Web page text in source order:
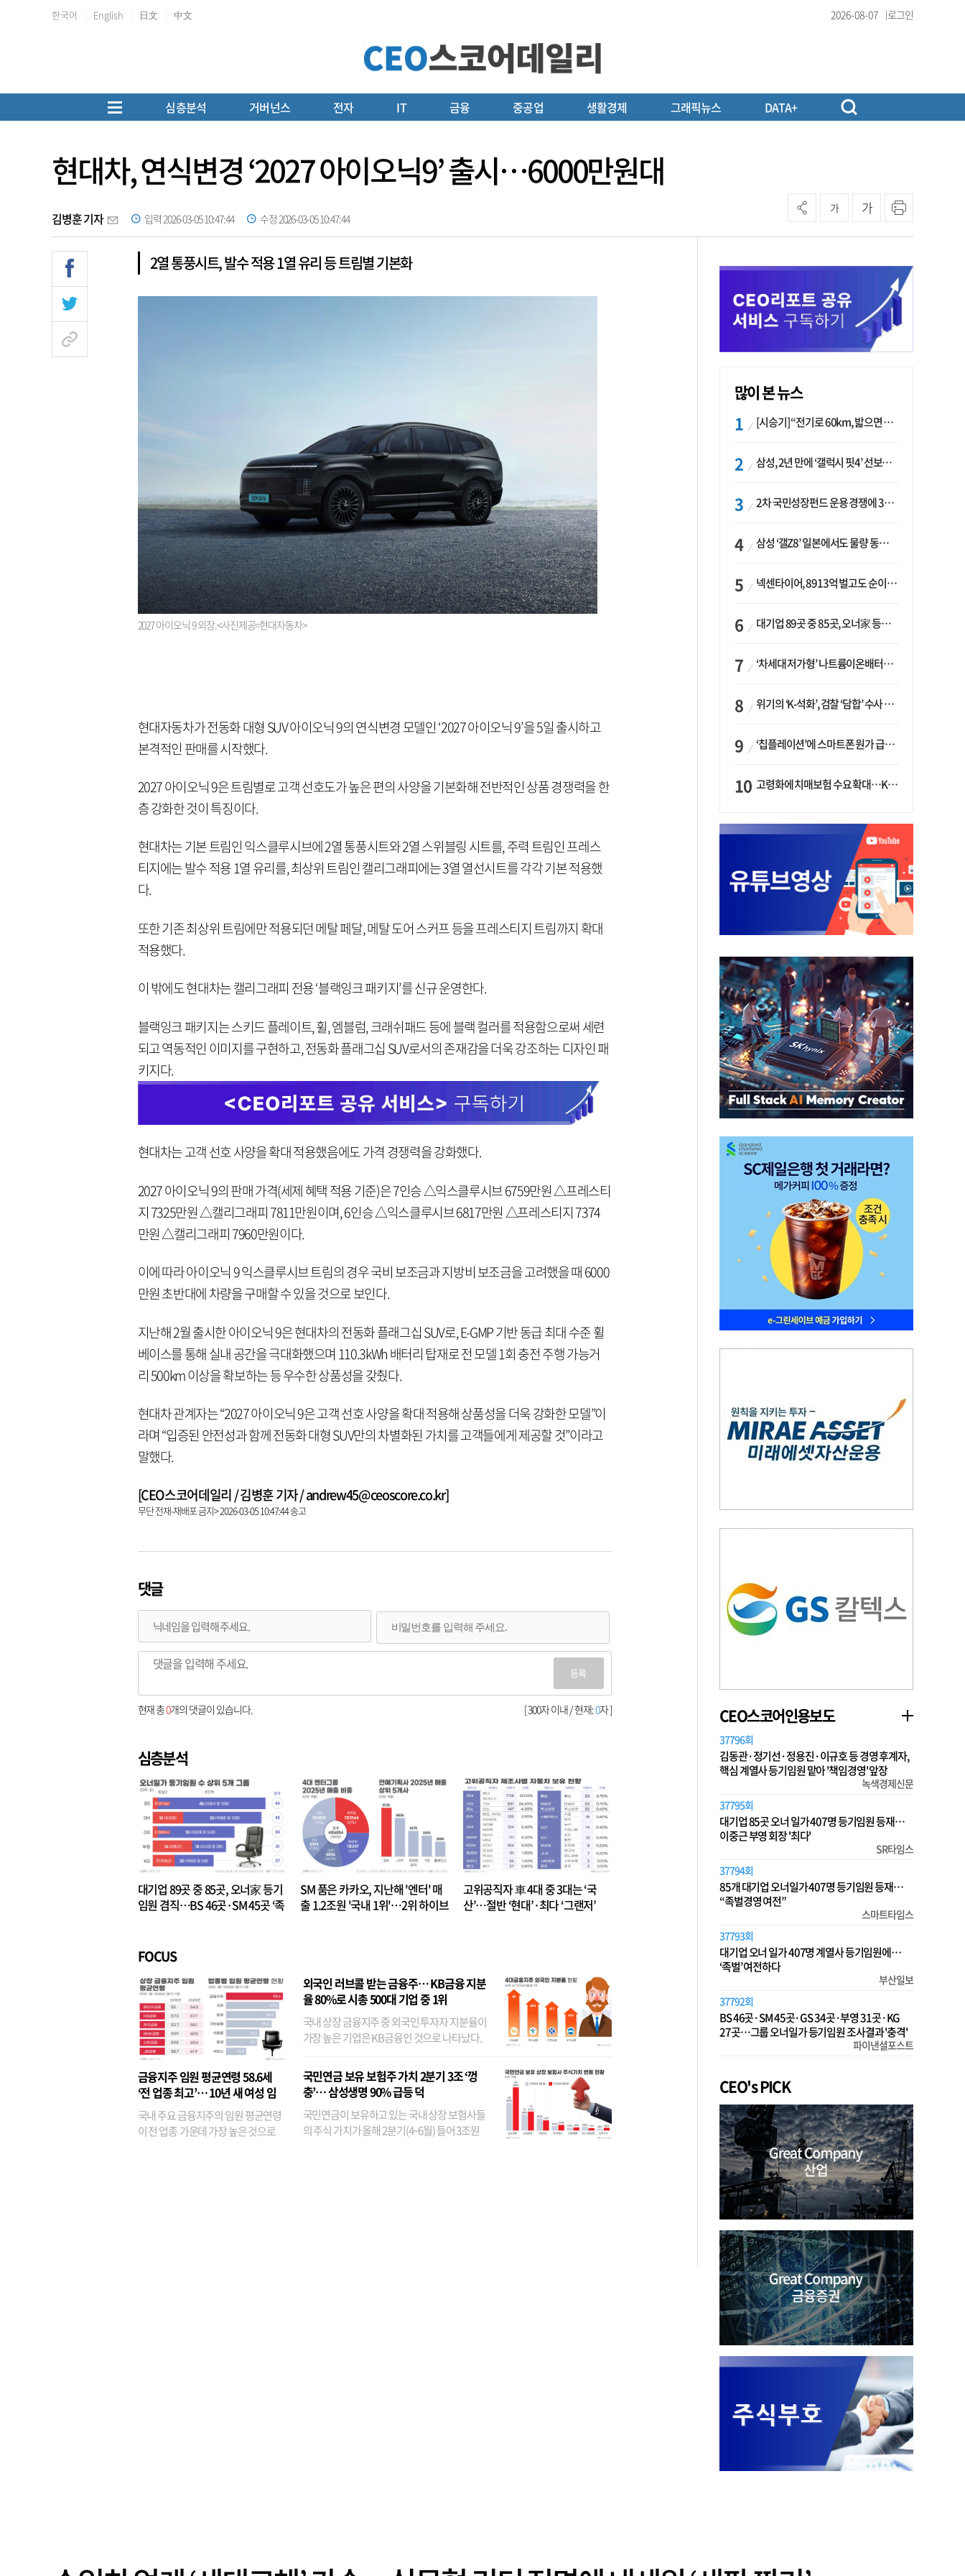
한국어 English 日文 中文 2026-08-07 로그인
심층분석 거버넌스 전자 IT 금융 중공업 생활경제 그래픽뉴스 DATA+
현대차, 연식변경 ‘2027 아이오닉9’ 출시…6000만원대
김병훈 기자 입력 2026-03-05 10:47:44 수정 2026-03-05 10:47:44
가 가
2열 통풍시트, 발수 적용 1열 유리 등 트림별 기본화
2027 아이오닉 9 외장.<사진제공=현대자동차>
현대자동차가 전동화 대형 SUV 아이오닉 9의 연식변경 모델인 ‘2027 아이오닉 9’을 5일 출시하고
본격적인 판매를 시작했다.
2027 아이오닉 9은 트림별로 고객 선호도가 높은 편의 사양을 기본화해 전반적인 상품 경쟁력을 한
층 강화한 것이 특징이다.
현대차는 기본 트림인 익스클루시브에 2열 통풍시트와 2열 스위블링 시트를, 주력 트림인 프레스
티지에는 발수 적용 1열 유리를, 최상위 트림인 캘리그래피에는 3열 열선시트를 각각 기본 적용했
다.
또한 기존 최상위 트림에만 적용되던 메탈 페달, 메탈 도어 스커프 등을 프레스티지 트림까지 확대
적용했다.
이 밖에도 현대차는 캘리그래피 전용 ‘블랙잉크 패키지’를 신규 운영한다.
블랙잉크 패키지는 스키드 플레이트, 휠, 엠블럼, 크래쉬패드 등에 블랙 컬러를 적용함으로써 세련
되고 역동적인 이미지를 구현하고, 전동화 플래그십 SUV로서의 존재감을 더욱 강조하는 디자인 패
키지다.
현대차는 고객 선호 사양을 확대 적용했음에도 가격 경쟁력을 강화했다.
2027 아이오닉 9의 판매 가격(세제 혜택 적용 기준)은 7인승 △익스클루시브 6759만원 △프레스티
지 7325만원 △캘리그래피 7811만원이며, 6인승 △익스클루시브 6817만원 △프레스티지 7374
만원 △캘리그래피 7960만원이다.
이에 따라 아이오닉 9 익스클루시브 트림의 경우 국비 보조금과 지방비 보조금을 고려했을 때 6000
만원 초반대에 차량을 구매할 수 있을 것으로 보인다.
지난해 2월 출시한 아이오닉 9은 현대차의 전동화 플래그십 SUV로, E-GMP 기반 동급 최대 수준 휠
베이스를 통해 실내 공간을 극대화했으며 110.3kWh 배터리 탑재로 전 모델 1회 충전 주행 가능거
리 500km 이상을 확보하는 등 우수한 상품성을 갖췄다.
현대차 관계자는 “2027 아이오닉 9은 고객 선호 사양을 확대 적용해 상품성을 더욱 강화한 모델”이
라며 “입증된 안전성과 함께 전동화 대형 SUV만의 차별화된 가치를 고객들에게 제공할 것”이라고
말했다.
[CEO스코어데일리 / 김병훈 기자 / andrew45@ceoscore.co.kr]
무단 전재-재배포 금지> 2026-03-05 10:47:44 송고
댓글
등록
[ 300자 이내 / 현재:0자 ]
현재 총0개의 댓글이 있습니다.
심층분석
대기업 89곳 중 85곳, 오너家 등기
임원 겸직…BS 46곳·SM 45곳 ‘족
SM 품은 카카오, 지난해 '엔터' 매
출 1.2조원 '국내 1위'…2위 하이브
고위공직자 車 4대 중 3대는 ‘국
산’…절반 ‘현대’·최다 ‘그랜저’
FOCUS
금융지주 임원 평균연령 58.6세
‘전 업종 최고’… 10년 새 여성 임
원은 14배 껑충
국내 주요 금융지주의 임원 평균연령
이 전 업종 가운데 가장 높은 것으로
외국인 러브콜 받는 금융주… KB금융 지분
율 80%로 시총 500대 기업 중 1위
국내 상장 금융지주 중 외국인 투자자 지분율이
가장 높은 기업은 KB금융인 것으로 나타났다.
융이었다. 특히 KB금융은 지난달 말 기준 해외
기관투자자 지분율이...
국민연금 보유 보험주 가치 2분기 3조 ‘껑
충’… 삼성생명 90% 급등 덕
국민연금이 보유하고 있는 국내 상장 보험사들
의 주식 가치가 올해 2분기(4~6월) 들어 3조원
많이 본 뉴스
[시승기] “전기로 60km, 밟으면 462마력”…볼보 XC60 T8의 두 얼굴
삼성, 2년 만에 ‘갤럭시 핏4’ 선보이나…웨어러블 생태계 확장 ‘시동’
2차 국민성장펀드 운용 경쟁에 33개사 몰렸다…신한·하나 등 새 얼굴 대거 합류
삼성 ‘갤Z8’ 일본에서도 물량 동났다…애플 참전 앞두고 선두 수성 ‘시험대’
넥센타이어, 8913억 벌고도 순이익 2억…유럽 세부담에 이익 증발
대기업 89곳 중 85곳, 오너家 등기임원 겸직…BS 46곳·SM 45곳 ‘족벌경영’ 고착화
‘차세대 저가형’ 나트륨이온배터리 시대 오나…LG화학·에코프로, 상용화 속도낸다
위기의 ‘K-석화’, 검찰 ‘담합’ 수사 착수…“LG·한화·롯데 등 7개 업체, 8개 제품 가격 담합”
‘칩플레이션’에 스마트폰 원가 급등…삼성전자, ‘엑시노스’ 채택 확대하나
고령화에 치매보험 수요 확대…KB손보·삼성화재가 ‘시장 주도’
CEO스코어인용보도
37796회
김동관·정기선·정용진·이규호 등 경영 후계자,
핵심 계열사 등기임원 맡아 '책임경영' 앞장
녹색경제신문
37795회
대기업 85곳 오너 일가 407명 등기임원 등재…
이중근 부영 회장 '최다'
SR타임스
37794회
85개 대기업 오너일가 407명 등기임원 등재…
“족벌경영 여전”
스마트타임스
37793회
대기업 오너 일가 407명 계열사 등기임원에…
‘족벌’ 여전하다
부산일보
37792회
BS 46곳·SM 45곳·GS 34곳·부영 31곳·KG
27곳…그룹 오너일가 등기임원 조사결과 '충격'
파이낸셜포스트
CEO's PICK